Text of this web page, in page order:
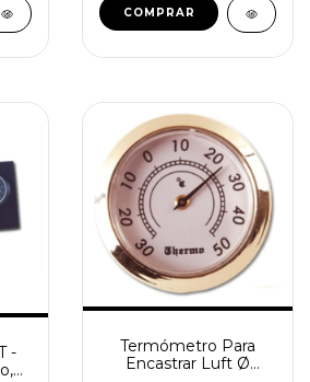
-
Termómetro Para
Encastrar Luft Ø